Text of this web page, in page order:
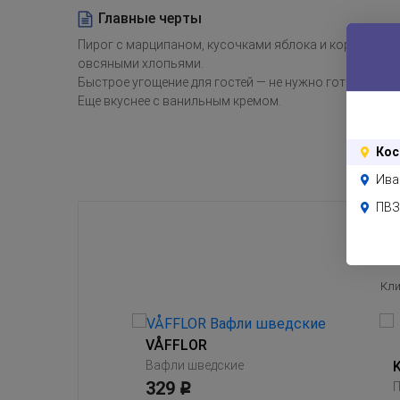
Главные черты
Пирог с марципаном, кусочками яблока и корицей. С
овсяными хлопьями.
Быстрое угощение для гостей — не нужно готовить,
Еще вкуснее с ванильным кремом.
VÅFFLOR
Вафли шведские
329 Р